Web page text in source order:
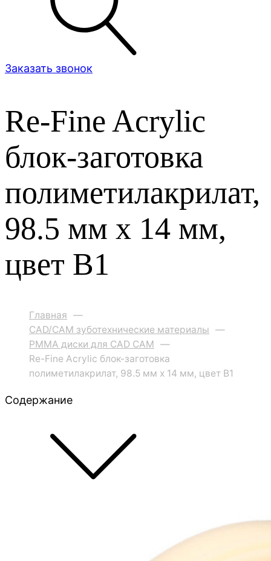
Заказать звонок
Re-Fine Acrylic
блок-заготовка
полиметилакрилат,
98.5 мм x 14 мм,
цвет B1
Главная —
CAD/CAM зуботехнические материалы —
PMMA диски для CAD CAM —
Re-Fine Acrylic блок-заготовка
полиметилакрилат, 98.5 мм x 14 мм, цвет B1
Содержание